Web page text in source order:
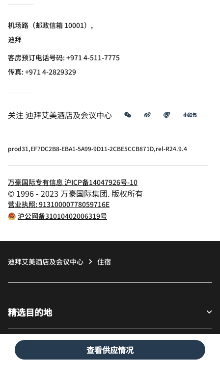
查看供应情况
机场路（邮政信箱 10001）,
迪拜
客房预订电话号码: +971 4-511-7775
传真:+971 4-2829329
关注 迪拜艾美酒店及会议中心 微信 微博 飞猪 小红书
prod31,EF7DC2B8-EBA1-5A99-9D11-2CBE5CCB871D,rel-R24.9.4
万豪国际专有信息 沪ICP备14047926号-10
© 1996 - 2023 万豪国际集团. 版权所有
营业执照: 91310000778059716E
沪公网备31010402006319号
迪拜艾美酒店及会议中心 住宿
精选目的地
宾客适用